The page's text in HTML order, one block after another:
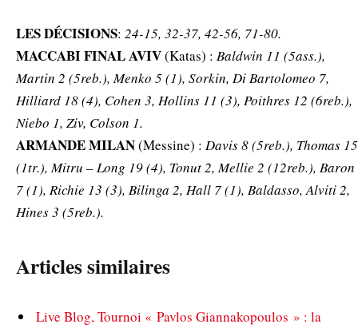
LES DÉCISIONS: 24-15, 32-37, 42-56, 71-80.
MACCABI FINAL AVIV(Katas) : Baldwin 11 (5ass.),
Martin 2 (5reb.), Menko 5 (1), Sorkin, Di Bartolomeo 7,
Hilliard 18 (4), Cohen 3, Hollins 11 (3), Poithres 12 (6reb.),
Niebo 1, Ziv, Colson 1.
ARMANDE MILAN(Messine) : Davis 8 (5reb.), Thomas 15
(1tr.), Mitru – Long 19 (4), Tonut 2, Mellie 2 (12reb.), Baron
7 (1), Richie 13 (3), Bilinga 2, Hall 7 (1), Baldasso, Alviti 2,
Hines 3 (5reb.).
Articles similaires
Live Blog, Tournoi « Pavlos Giannakopoulos » : la